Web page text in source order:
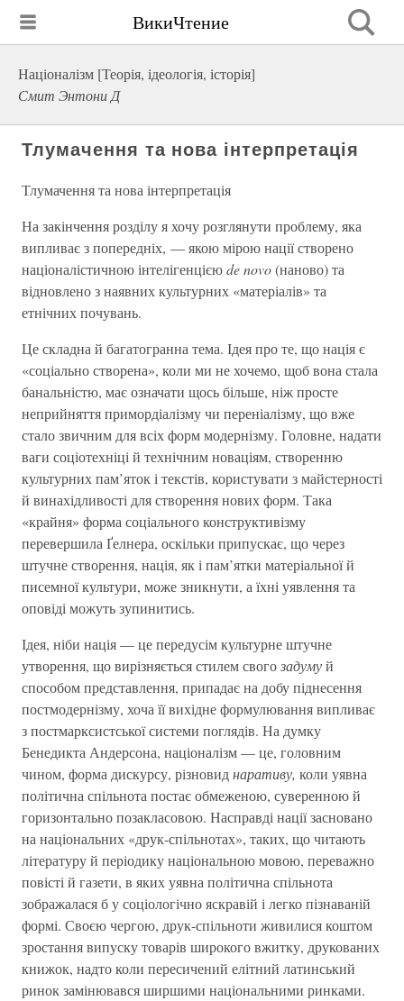
ВикиЧтение
Націоналізм [Теорія, ідеологія, історія]
Смит Энтони Д
Тлумачення та нова інтерпретація
Тлумачення та нова інтерпретація
На закінчення розділу я хочу розглянути проблему, яка
випливає з попередніх, — якою мірою нації створено
націоналістичною інтелігенцієюde novo(наново) та
відновлено з наявних культурних «матеріалів» та
етнічних почувань.
Це складна й багатогранна тема. Ідея про те, що нація є
«соціально створена», коли ми не хочемо, щоб вона стала
банальністю, має означати щось більше, ніж просте
неприйняття примордіалізму чи переніалізму, що вже
стало звичним для всіх форм модернізму. Головне, надати
ваги соціотехніці й технічним новаціям, створенню
культурних пам’яток і текстів, користувати з майстерності
й винахідливості для створення нових форм. Така
«крайня» форма соціального конструктивізму
перевершила Ґелнера, оскільки припускає, що через
штучне створення, нація, як і пам’ятки матеріальної й
писемної культури, може зникнути, а їхні уявлення та
оповіді можуть зупинитись.
Ідея, ніби нація — це передусім культурне штучне
утворення, що вирізняється стилем свогозадумуй
способом представлення, припадає на добу піднесення
постмодернізму, хоча її вихідне формулювання випливає
з постмарксистської системи поглядів. На думку
Бенедикта Андерсона, націоналізм — це, головним
чином, форма дискурсу, різновиднаративу, коли уявна
політична спільнота постає обмеженою, суверенною й
горизонтально позакласовою. Насправді нації засновано
на національних «друк-спільнотах», таких, що читають
літературу й періодику національною мовою, переважно
повісті й газети, в яких уявна політична спільнота
зображалася б у соціологічно яскравій і легко пізнаваній
формі. Своєю чергою, друк-спільноти живилися коштом
зростання випуску товарів широкого вжитку, друкованих
книжок, надто коли пересичений елітний латинський
ринок замінювався ширшими національними ринками.